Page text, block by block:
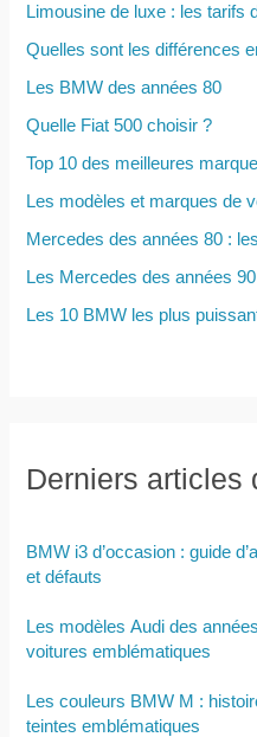
:
Limousine de luxe : les tarifs
Quelles sont les différences
Les BMW des années 80
Quelle Fiat 500 choisir ?
Top 10 des meilleures
Les modèles et marques de
Mercedes des années 80 :
Les Mercedes des années 90
Les 10 BMW les plus
Derniers articles
BMW i3 d’occasion : guide
et défauts
Les modèles Audi des
voitures emblématiques
Les couleurs BMW M :
teintes emblématiques